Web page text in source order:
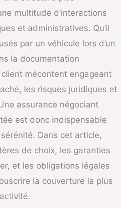
multitude d’interactions
et administratives. Qu’il
par un véhicule lors d’un
la documentation
client mécontent engageant
les risques juridiques et
assurance négociant
est donc indispensable
Dans cet article,
de choix, les garanties
et les obligations légales
la couverture la plus